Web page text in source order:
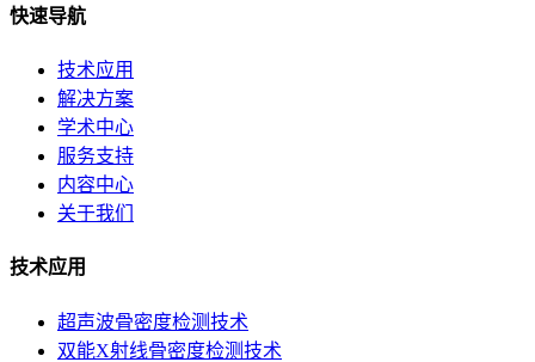
快速导航
技术应用
解决方案
学术中心
服务支持
内容中心
关于我们
技术应用
超声波骨密度检测技术
双能X射线骨密度检测技术